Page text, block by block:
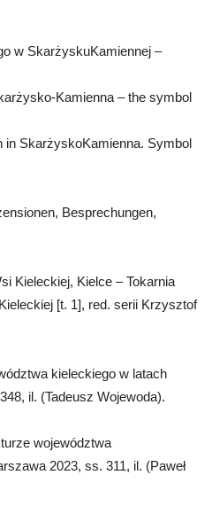
w Skarżysku­Kamiennej –
­Kamienna – the symbol
in Skarżysko­Kamienna. Symbol
Besprechungen,
Kieleckiej, Kielce – Tokarnia
[t. 1], red. serii Krzysztof
kieleckiego w latach
il. (Tadeusz Wojewoda).
województwa
2023, ss. 311, il. (Paweł